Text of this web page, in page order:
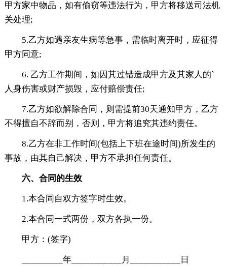
甲方家中物品，如有偷窃等违法行为，甲方将移送司法机
关处理;
5.乙方如遇亲友生病等急事，需临时离开时，应征得
甲方同意;
6. 乙方工作期间，如因其过错造成甲方及其家人的`
人身伤害或财产损毁，应付赔偿责任;
7.乙方如欲解除合同，则需提前30天通知甲方，乙方
不得擅自不辞而别，否则，甲方将追究其违约责任。
8.乙方在非工作时间(包括上下班在途时间)所发生的
事故，由其自己解决，甲方不承担任何责任。
六、合同的生效
1.本合同自双方签字时生效。
2.本合同一式两份，双方各执一份。
甲方：(签字)
_________年___________月___________日